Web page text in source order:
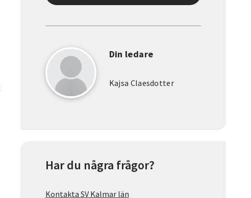
Din ledare
Kajsa Claesdotter
Har du några frågor?
Kontakta SV Kalmar län